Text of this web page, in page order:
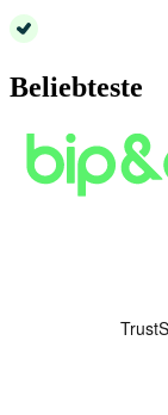
Beliebteste